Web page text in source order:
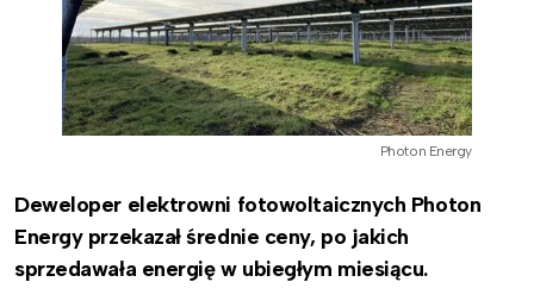
Photon Energy
Deweloper elektrowni fotowoltaicznych Photon
Energy przekazał średnie ceny, po jakich
sprzedawała energię w ubiegłym miesiącu.